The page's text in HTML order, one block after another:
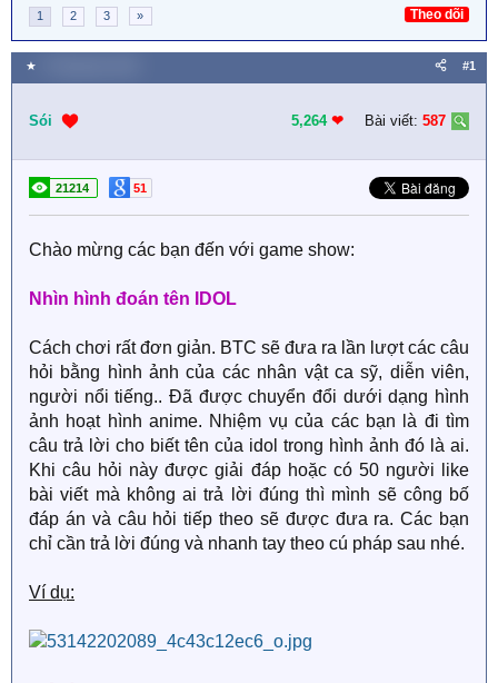
1 2 3 » Theo dõi
★ #1
Sói 5,264 ❤︎ Bài viết: 587
21214 51
Chào mừng các bạn đến với game show:
Nhìn hình đoán tên IDOL
Cách chơi rất đơn giản. BTC sẽ đưa ra lần lượt các câu
hỏi bằng hình ảnh của các nhân vật ca sỹ, diễn viên,
người nổi tiếng.. Đã được chuyển đổi dưới dạng hình
ảnh hoạt hình anime. Nhiệm vụ của các bạn là đi tìm
câu trả lời cho biết tên của idol trong hình ảnh đó là ai.
Khi câu hỏi này được giải đáp hoặc có 50 người like
bài viết mà không ai trả lời đúng thì mình sẽ công bố
đáp án và câu hỏi tiếp theo sẽ được đưa ra. Các bạn
chỉ cần trả lời đúng và nhanh tay theo cú pháp sau nhé.
Ví dụ: